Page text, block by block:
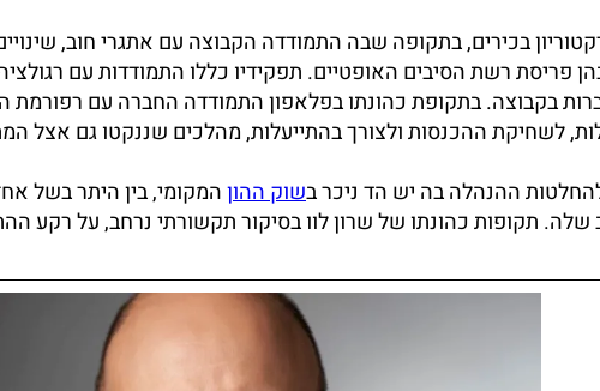
בכירים, בתקופה שבה התמודדה הקבוצה עם אתגרי חוב,
פריסת רשת הסיבים האופטיים. תפקידיו כללו התמודדות עם
בקבוצה. בתקופת כהונתו בפלאפון התמודדה החברה עם רפורמת
לשחיקת ההכנסות ולצורך בהתייעלות, מהלכים שננקטו גם אצל
ההנהלה בה יש הד ניכר בשוק ההוןהמקומי, בין היתר בשל
שלה. תקופות כהונתו של שרון לוו בסיקור תקשורתי נרחב, על רקע